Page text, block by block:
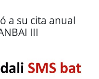
a su cita anual
III